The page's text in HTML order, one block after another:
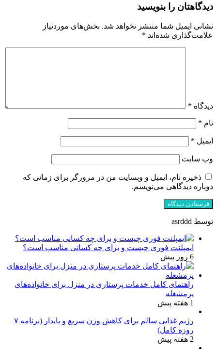
دیدگاهتان را بنویسید
نشانی ایمیل شما منتشر نخواهد شد. بخش‌های موردنیاز
علامت‌گذاری شده‌اند *
دیدگاه *
نام *
ایمیل *
وب‌ سایت
ذخیره نام، ایمیل و وبسایت من در مرورگر برای زمانی که
دوباره دیدگاهی می‌نویسم.
توسط asrddd
ایمپلنت فوری چیست و برای چه کسانی مناسب است؟
6 روز پیش
راهنمای کامل خدمات پرستاری در منزل برای خانواده‌های
پرمشغله
1 هفته پیش
رژیم غذایی سالم برای کاهش وزن سریع و پایدار (برنامه ۷
روزه کامل)
2 هفته پیش